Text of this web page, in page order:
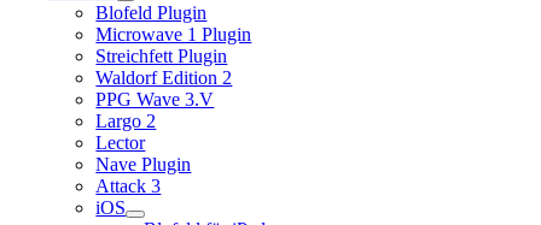
Blofeld Plugin
Microwave 1 Plugin
Streichfett Plugin
Waldorf Edition 2
PPG Wave 3.V
Largo 2
Lector
Nave Plugin
Attack 3
iOS